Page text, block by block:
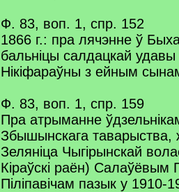
Ф. 83, воп. 1, спр. 152
1866 г.: пра лячэнне ў
бальніцы салдацкай удавы
Нікіфараўны з ейным
Ф. 83, воп. 1, спр. 159
Пра атрыманне
Збышынскага
Зеляніца Чыгірынскай
Кіраўскі раён) Салаўёвым
Піліпавічам пазык у 1910-